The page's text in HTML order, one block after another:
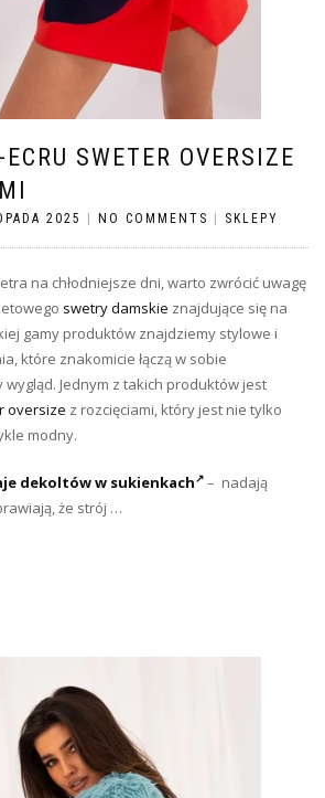
SWETER OVERSIZE
2025 NO COMMENTS SKLEPY
na chłodniejsze dni, warto zwrócić uwagę
swetry damskie znajdujące się na
gamy produktów znajdziemy stylowe i
które znakomicie łączą w sobie
Jednym z takich produktów jest
oversize z rozcięciami, który jest nie tylko
modny.
dekoltów w sukienkach
– nadają
że strój …